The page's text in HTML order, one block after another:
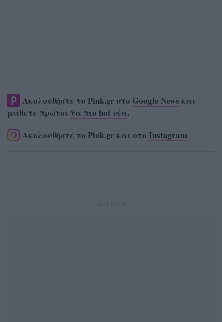
Ακολουθήστε το Pink.gr στο Google News και
μάθετε πρώτοι τα πιο hot νέα.
Ακολουθήστε το Pink.gr και στο Instagram